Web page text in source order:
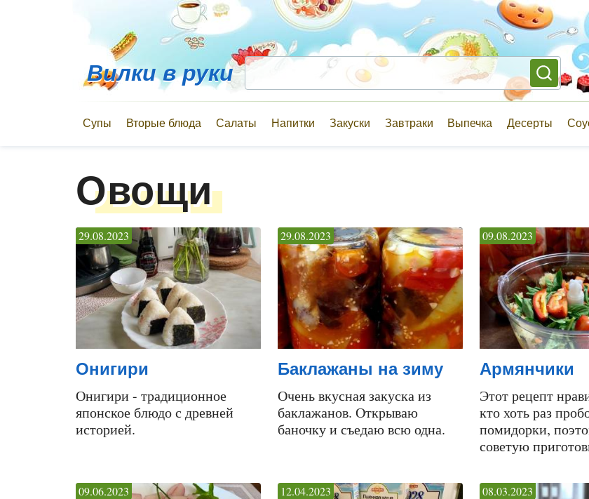
Вилки в руки
Супы Вторые блюда Салаты Напитки Закуски Завтраки Выпечка Десерты
Овощи
Онигири
29.08.2023
Онигири - традиционное
японское блюдо с древней
историей.
Баклажаны на зиму
29.08.2023
Очень вкусная закуска из
баклажанов. Открываю
баночку и съедаю всю одна.
Армянчики
09.08.2023
Этот рецепт
кто хоть раз
помидорки,
советую
09.06.2023 12.04.2023 08.03.2023